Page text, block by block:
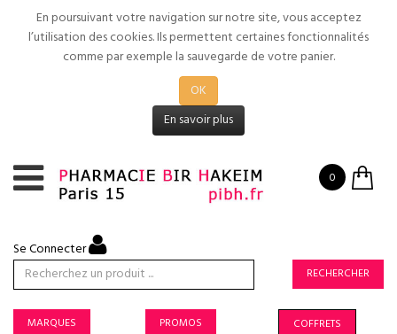
En poursuivant votre navigation sur notre site, vous acceptez
l’utilisation des cookies. Ils permettent certaines fonctionnalités
comme par exemple la sauvegarde de votre panier.
OK
En savoir plus
0
Se Connecter
RECHERCHER
MARQUES PROMOS COFFRETS